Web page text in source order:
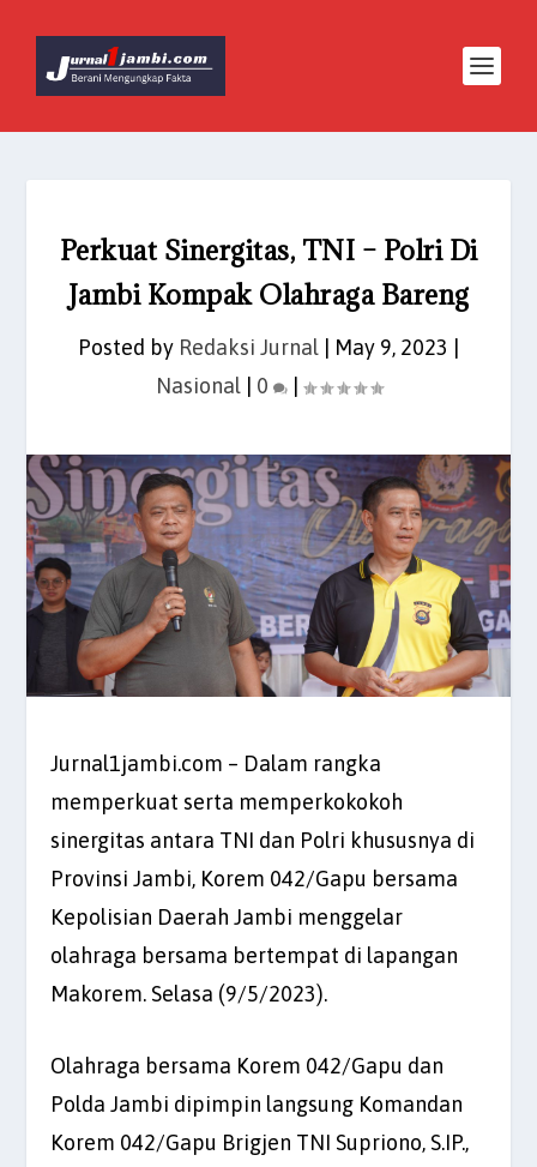
Perkuat Sinergitas, TNI – Polri Di
Jambi Kompak Olahraga Bareng
Posted by Redaksi Jurnal May 9, 2023
Nasional| 0 |
Jurnal1jambi.com – Dalam rangka
memperkuat serta memperkokokoh
sinergitas antara TNI dan Polri khususnya di
Provinsi Jambi, Korem 042/Gapu bersama
Kepolisian Daerah Jambi menggelar
olahraga bersama bertempat di lapangan
Makorem. Selasa (9/5/2023).
Olahraga bersama Korem 042/Gapu dan
Polda Jambi dipimpin langsung Komandan
Korem 042/Gapu Brigjen TNI Supriono, S.IP.,